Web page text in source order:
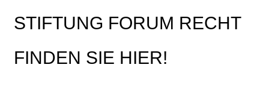
STIFTUNG FORUM RECHT
FINDEN SIE HIER!